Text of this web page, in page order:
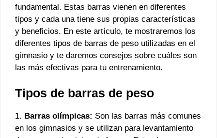
fundamental. Estas barras vienen en diferentes
tipos y cada una tiene sus propias características
y beneficios. En este artículo, te mostraremos los
diferentes tipos de barras de peso utilizadas en el
gimnasio y te daremos consejos sobre cuáles son
las más efectivas para tu entrenamiento.
Tipos de barras de peso
1. Barras olímpicas: Son las barras más comunes
en los gimnasios y se utilizan para levantamiento